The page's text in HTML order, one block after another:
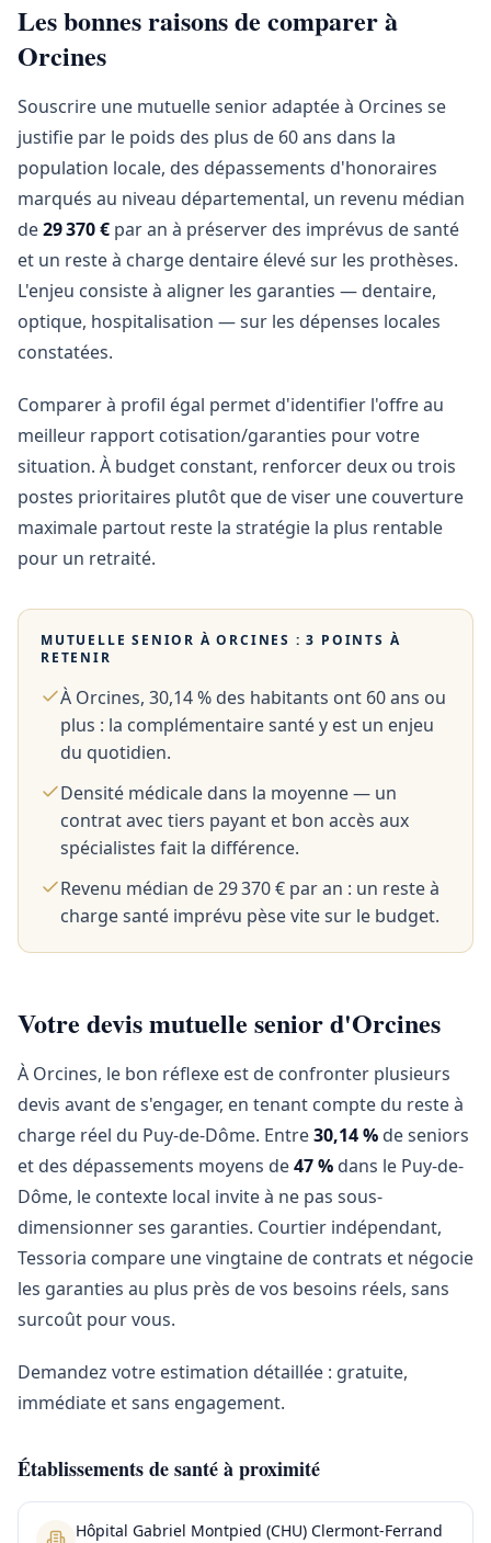
Les bonnes raisons de comparer à
Orcines
Souscrire une mutuelle senior adaptée à Orcines se
justifie par le poids des plus de 60 ans dans la
population locale, des dépassements d'honoraires
marqués au niveau départemental, un revenu médian
de29 370 € par an à préserver des imprévus de santé
et un reste à charge dentaire élevé sur les prothèses.
L'enjeu consiste à aligner les garanties — dentaire,
optique, hospitalisation — sur les dépenses locales
constatées.
Comparer à profil égal permet d'identifier l'offre au
meilleur rapport cotisation/garanties pour votre
situation. À budget constant, renforcer deux ou trois
postes prioritaires plutôt que de viser une couverture
maximale partout reste la stratégie la plus rentable
pour un retraité.
MUTUELLE SENIOR ÀORCINES : 3 POINTS À
RETENIR
À Orcines, 30,14 % des habitants ont 60 ans ou
plus : la complémentaire santé y est un enjeu
du quotidien.
Densité médicale dans la moyenne — un
contrat avec tiers payant et bon accès aux
spécialistes fait la différence.
Revenu médian de 29 370 € par an : un reste à
charge santé imprévu pèse vite sur le budget.
Votre devis mutuelle senior d'Orcines
À Orcines, le bon réflexe est de confronter plusieurs
devis avant de s'engager, en tenant compte du reste à
charge réel du Puy-de-Dôme. Entre30,14 % de seniors
et des dépassements moyens de47 % dans le Puy-de-
Dôme, le contexte local invite à ne pas sous-
dimensionner ses garanties. Courtier indépendant,
Tessoria compare une vingtaine de contrats et négocie
les garanties au plus près de vos besoins réels, sans
surcoût pour vous.
Demandez votre estimation détaillée : gratuite,
immédiate et sans engagement.
Établissements de santé à proximité
Hôpital Gabriel Montpied (CHU) Clermont-Ferrand